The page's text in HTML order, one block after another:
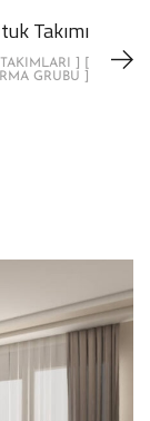
Takımı
] [
GRUBU ]